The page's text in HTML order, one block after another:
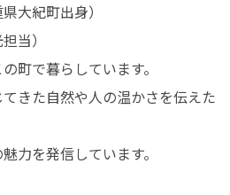
大紀町出身）
当）
町で暮らしています。
きた自然や人の温かさを伝えた
力を発信しています。